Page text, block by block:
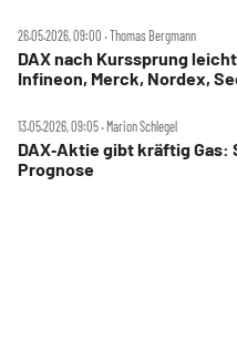
26.05.2026, 09:00 ‧ Thomas Bergmann
DAX nach Kurssprung
Infineon, Merck, Nordex,
13.05.2026, 09:05 ‧ Marion Schlegel
DAX‑Aktie gibt kräftig Gas:
Prognose